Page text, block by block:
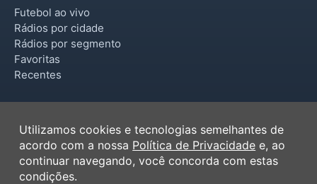
Futebol ao vivo
Rádios por cidade
Rádios por segmento
Favoritas
Recentes
Termos de Uso
Política de Privacidade
Ferramentas
Utilizamos cookies e tecnologias semelhantes de
acordo com a nossa Política de Privacidade e, ao
continuar navegando, você concorda com estas
condições.